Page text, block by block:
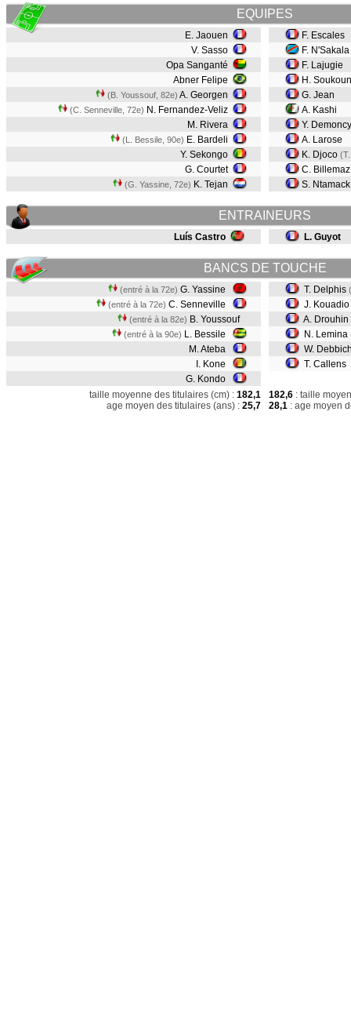
EQUIPES
E. Jaouen
V. Sasso
Opa Sanganté
Abner Felipe
(B. Youssouf, 82e) A. Georgen
(C. Senneville, 72e) N. Fernandez-Veliz
M. Rivera
(L. Bessile, 90e) E. Bardeli
Y. Sekongo
G. Courtet
(G. Yassine, 72e) K. Tejan
F. Escales
F. N'Sakala
F. Lajugie
H.
G. Jean
A. Kashi
Y. Demoncy
A. Larose
K. Djoco
C.
S.
ENTRAINEURS
Luís Castro L. Guyot
BANCS DE TOUCHE
(entré à la 72e) G. Yassine
(entré à la 72e) C. Senneville
(entré à la 82e) B. Youssouf
(entré à la 90e) L. Bessile
M. Ateba
I. Kone
G. Kondo
T. Delphis
J. Kouadio
A. Drouhin
N. Lemina
W.
T. Callens
taille moyenne des titulaires (cm) : 182,1
age moyen des titulaires (ans) : 25,7
182,6 : taille
28,1 : age moyen